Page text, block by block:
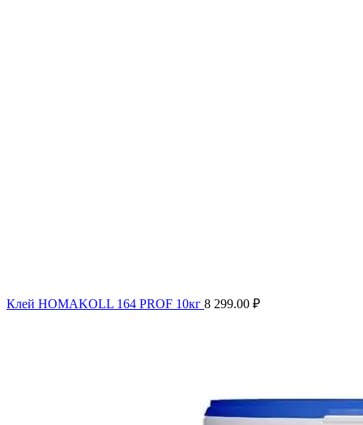
Клей HOMAKOLL 164 PROF 10кг 8 299.00 ₽